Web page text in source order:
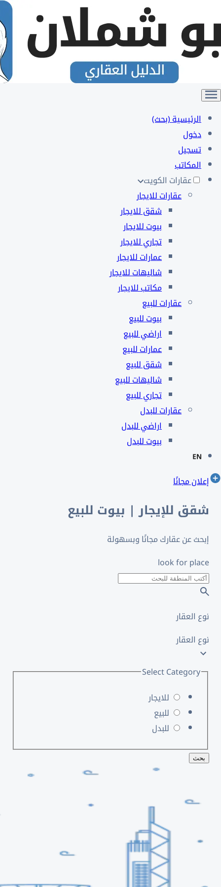
الرئيسية (بحث)
دخول
تسجيل
المكاتب
عقارات الكويت
عقارات للايجار
شقق للايجار
بيوت للايجار
تجاري للايجار
عمارات للايجار
شاليهات للايجار
مكاتب للايجار
عقارات للبيع
بيوت للبيع
اراضي للبيع
عمارات للبيع
شقق للبيع
شاليهات للبيع
تجاري للبيع
عقارات للبدل
اراضي للبدل
بيوت للبدل
إعلان مجانًا
شقق للإيجار | بيوت للبيع
إبحث عن عقارك مجانًا وبسهولة
look for place
نوع العقار
نوع العقار
Select Category
للايجار
للبيع
للبدل
بحث